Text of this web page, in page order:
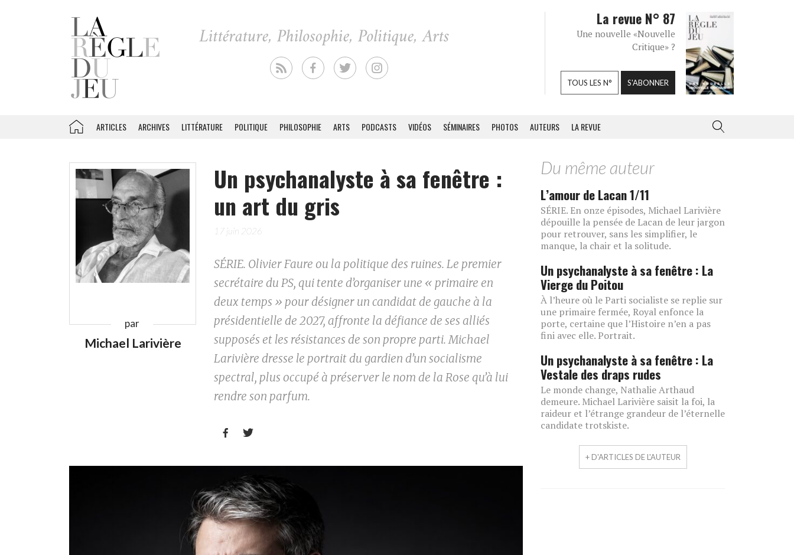
La revue N° 87
Une nouvelle «Nouvelle
Critique» ?
TOUS LES N° S'ABONNER
ARTICLES ARCHIVES LITTÉRATURE POLITIQUE PHILOSOPHIE ARTS PODCASTS VIDÉOS SÉMINAIRES PHOTOS AUTEURS LA REVUE
par
Michael Larivière
Un psychanalyste à sa fenêtre :
un art du gris
17 juin 2026
SÉRIE. Olivier Faure ou la politique des ruines. Le premier
secrétaire du PS, qui tente d’organiser une « primaire en
deux temps » pour désigner un candidat de gauche à la
présidentielle de 2027, affronte la défiance de ses alliés
supposés et les résistances de son propre parti. Michael
Larivière dresse le portrait du gardien d’un socialisme
spectral, plus occupé à préserver le nom de la Rose qu’à lui
rendre son parfum.
 
Du même auteur
L’amour de Lacan 1/11
SÉRIE. En onze épisodes, Michael Larivière
dépouille la pensée de Lacan de leur jargon
pour retrouver, sans les simplifier, le
manque, la chair et la solitude.
Un psychanalyste à sa fenêtre : La
Vierge du Poitou
À l’heure où le Parti socialiste se replie sur
une primaire fermée, Royal enfonce la
porte, certaine que l’Histoire n’en a pas
fini avec elle. Portrait.
Un psychanalyste à sa fenêtre : La
Vestale des draps rudes
Le monde change, Nathalie Arthaud
demeure. Michael Larivière saisit la foi, la
raideur et l’étrange grandeur de l’éternelle
candidate trotskiste.
+ D'ARTICLES DE L'AUTEUR